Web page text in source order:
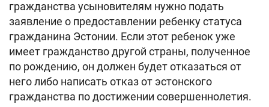
гражданства усыновителям нужно подать
заявление о предоставлении ребенку статуса
гражданина Эстонии. Если этот ребенок уже
имеет гражданство другой страны, полученное
по рождению, он должен будет отказаться от
него либо написать отказ от эстонского
гражданства по достижении совершеннолетия.